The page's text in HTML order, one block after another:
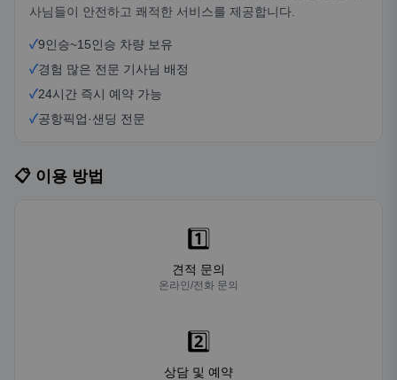
사님들이 안전하고 쾌적한 서비스를 제공합니다.
✓9인승~15인승 차량 보유
✓경험 많은 전문 기사님 배정
✓24시간 즉시 예약 가능
✓공항픽업·샌딩 전문
📋 이용 방법
1️⃣
견적 문의
온라인/전화 문의
2️⃣
상담 및 예약